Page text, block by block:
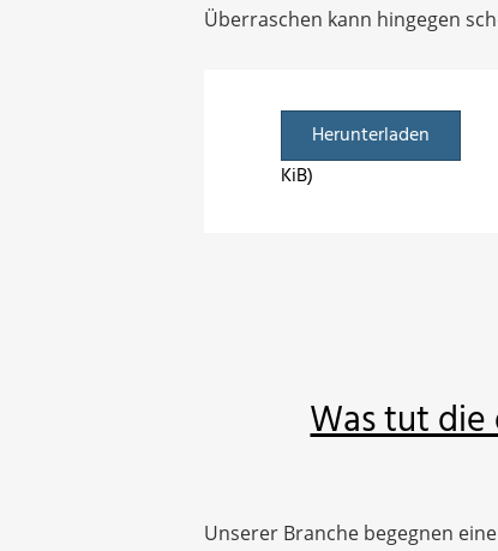
Überraschen kann hingegen
Herunterladen
KiB)
Was tut
Unserer Branche begegnen